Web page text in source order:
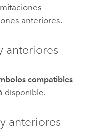
anteriores.
anteriores
compatibles
disponible.
y anteriores